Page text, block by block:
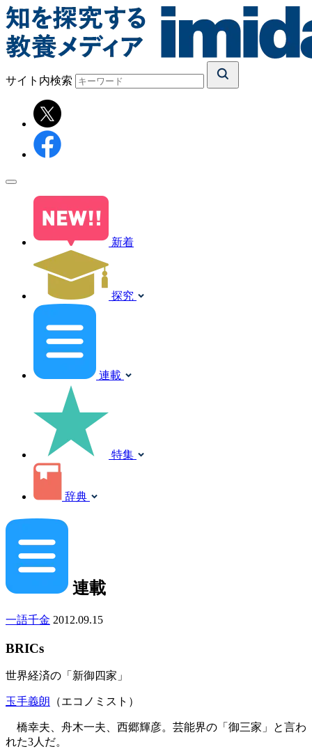
サイト内検索
新着
探究
連載
特集
辞典
連載
一語千金 2012.09.15
BRICs
世界経済の「新御四家」
玉手義朗 （エコノミスト）
橋幸夫、舟木一夫、西郷輝彦。芸能界の「御三家」と言わ
れた3人だ。